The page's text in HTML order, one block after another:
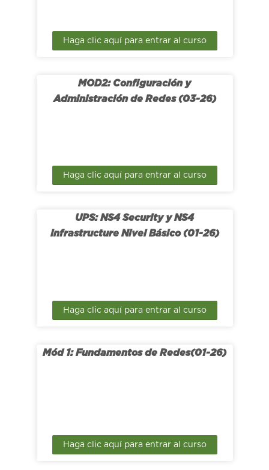
Haga clic aquí para entrar al curso
MOD2: Configuración y
Administración de Redes (03-26)
Haga clic aquí para entrar al curso
UPS: NS4 Security y NS4
Infrastructure Nivel Básico (01-26)
Haga clic aquí para entrar al curso
Mód 1: Fundamentos de Redes(01-26)
Haga clic aquí para entrar al curso